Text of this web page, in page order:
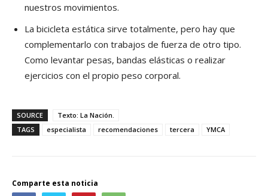
nuestros movimientos.
La bicicleta estática sirve totalmente, pero hay que
complementarlo con trabajos de fuerza de otro tipo.
Como levantar pesas, bandas elásticas o realizar
ejercicios con el propio peso corporal.
SOURCE
Texto: La Nación.
TAGS
especialista recomendaciones tercera YMCA
Comparte esta noticia